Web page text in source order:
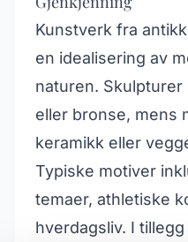
Kunstverk fra
en idealisering av
naturen.
eller bronse, mens
keramikk eller
Typiske motiver
temaer, athletiske
hverdagsliv. I